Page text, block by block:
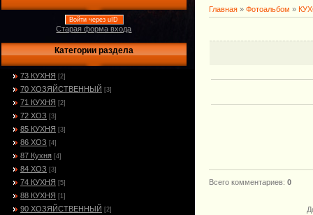
Войти через uID
Старая форма входа
Категории раздела
73 КУХНЯ [2]
70 ХОЗЯЙСТВЕННЫЙ [3]
71 КУХНЯ [2]
72 ХОЗ [3]
85 КУХНЯ [3]
86 ХОЗ [4]
87 Кухня [4]
84 ХОЗ [3]
74 КУХНЯ [5]
88 КУХНЯ [1]
90 ХОЗЯЙСТВЕННЫЙ [2]
Главная » Фотоальбом »
Всего комментариев: 0